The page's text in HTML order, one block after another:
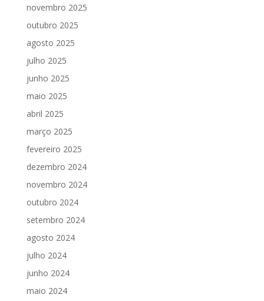
novembro 2025
outubro 2025
agosto 2025
julho 2025
junho 2025
maio 2025
abril 2025
março 2025
fevereiro 2025
dezembro 2024
novembro 2024
outubro 2024
setembro 2024
agosto 2024
julho 2024
junho 2024
maio 2024